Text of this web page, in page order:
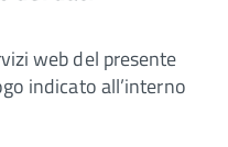
web del presente
indicato all’interno